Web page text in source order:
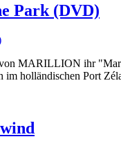
Park (DVD)
MARILLION ihr
im holländischen Port